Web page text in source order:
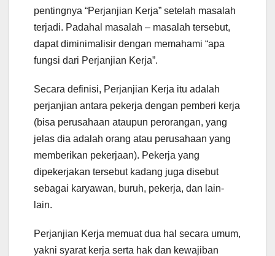
pentingnya “Perjanjian Kerja” setelah masalah
terjadi. Padahal masalah – masalah tersebut,
dapat diminimalisir dengan memahami “apa
fungsi dari Perjanjian Kerja”.
Secara definisi, Perjanjian Kerja itu adalah
perjanjian antara pekerja dengan pemberi kerja
(bisa perusahaan ataupun perorangan, yang
jelas dia adalah orang atau perusahaan yang
memberikan pekerjaan). Pekerja yang
dipekerjakan tersebut kadang juga disebut
sebagai karyawan, buruh, pekerja, dan lain-
lain.
Perjanjian Kerja memuat dua hal secara umum,
yakni syarat kerja serta hak dan kewajiban